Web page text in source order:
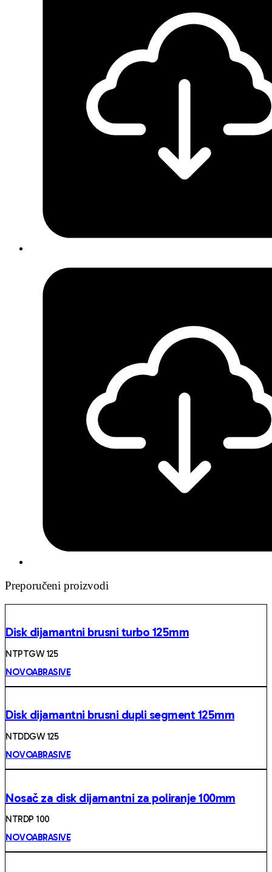
Preporučeni proizvodi
Disk dijamantni brusni turbo 125mm
NTPTGW 125
NOVOABRASIVE
Disk dijamantni brusni dupli segment 125mm
NTDDGW 125
NOVOABRASIVE
Nosač za disk dijamantni za poliranje 100mm
NTRDP 100
NOVOABRASIVE